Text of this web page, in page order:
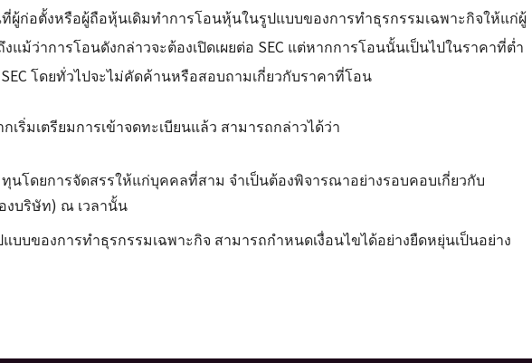
ก่อตั้งหรือผู้ถือหุ้นเดิมทำการโอนหุ้นในรูปแบบของการทำธุรกรรมเฉพาะกิจให้แก่ผู้
แม้ว่าการโอนดังกล่าวจะต้องเปิดเผยต่อ SEC แต่หากการโอนนั้นเป็นไปในราคาที่ต่ำ
โดยทั่วไปจะไม่คัดค้านหรือสอบถามเกี่ยวกับราคาที่โอน
ริ่มเตรียมการเข้าจดทะเบียนแล้ว สามารถกล่าวได้ว่า
นโดยการจัดสรรให้แก่บุคคลที่สาม จำเป็นต้องพิจารณาอย่างรอบคอบเกี่ยวกับ
บริษัท) ณ เวลานั้น
บบของการทำธุรกรรมเฉพาะกิจ สามารถกำหนดเงื่อนไขได้อย่างยืดหยุ่นเป็นอย่าง